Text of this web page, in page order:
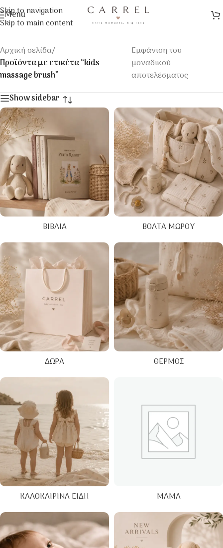
Skip to navigation
Skip to main content
Menu
Αρχική σελίδα/
Προϊόντα με ετικέτα “kids
massage brush”
Εμφάνιση του
μοναδικού
αποτελέσματος
Show sidebar
ΒΙΒΛΊΑ ΒΌΛΤΑ ΜΩΡΟΎ
ΔΏΡΑ ΘΕΡΜΌΣ
ΚΑΛΟΚΑΙΡΙΝΑ ΕΊΔΗ ΜΑΜΆ